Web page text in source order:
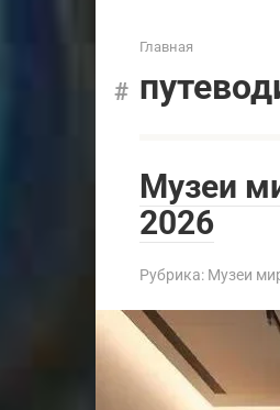
Главная
Музеи
2026
Рубрика: Музеи